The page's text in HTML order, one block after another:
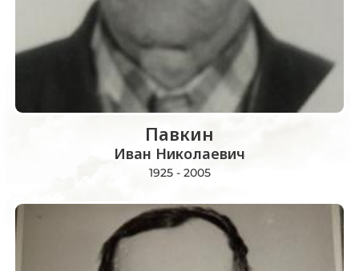
Павкин
Иван Николаевич
1925 - 2005